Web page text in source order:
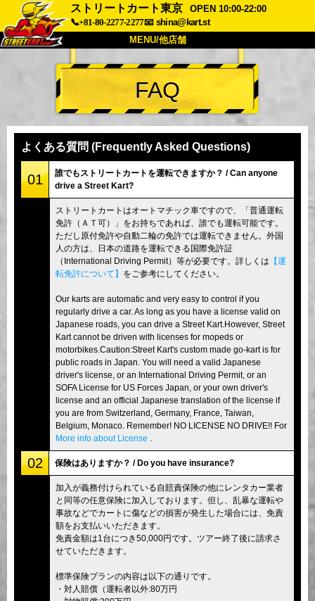
ストリートカート東京
OPEN 10:00-22:00
📞+81-80-2277-2277📧 shina@kart.st
MENU/他店舗
トップ
概要 車両 価格
会社 予約
他店舗
東京 品川
東京 秋葉原 #2 東京 渋谷
東京 渋谷アネックス 東京ベイ
東京 浅草 大阪
FAQ
よくある質問 (Frequently Asked Questions)
01
誰でもストリートカートを運転できますか？ / Can anyone
drive a Street Kart?
ストリートカートはオートマチック車ですので、「普通運転
免許（ＡＴ可）」をお持ちであれば、誰でも運転可能です。
ただし原付免許や自動二輪の免許では運転できません。外国
人の方は、日本の道路を運転できる国際免許証
（International Driving Permit）等が必要です。詳しくは 【運
転免許について】 をご参考にしてください。
Our karts are automatic and very easy to control if you
regularly drive a car. As long as you have a license valid on
Japanese roads, you can drive a Street Kart.However, Street
Kart cannot be driven with licenses for mopeds or
motorbikes.Caution:Street Kart's custom made go-kart is for
public roads in Japan. You will need a valid Japanese
driver's license, or an International Driving Permit, or an
SOFA License for US Forces Japan, or your own driver's
license and an official Japanese translation of the license if
you are from Switzerland, Germany, France, Taiwan,
Belgium, Monaco. Remember! NO LICENSE NO DRIVE!! For
More info about License
02 保険はありますか？ / Do you have insurance?
加入が義務付けられている自賠責保険の他にレンタカー業者
と同等の任意保険に加入しております。但し、乱暴な運転や
事故などでカートに傷などの損害が発生した場合には、免責
額をお支払いいただきます。
免責金額は1台につき50,000円です。ツアー終了後に請求さ
せていただきます。
標準保険プランの内容は以下の通りです。
・対人賠償（運転者以外:80万円